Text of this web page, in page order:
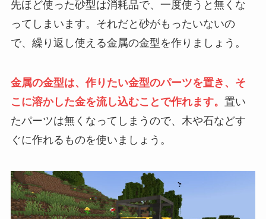
先ほど使った砂型は消耗品で、一度使うと無くな
ってしまいます。それだと砂がもったいないの
で、繰り返し使える金属の金型を作りましょう。
金属の金型は、作りたい金型のパーツを置き、そ
こに溶かした金を流し込むことで作れます。 置い
たパーツは無くなってしまうので、木や石などす
ぐに作れるものを使いましょう。